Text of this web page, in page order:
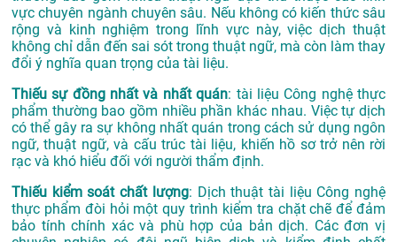
vực chuyên ngành chuyên sâu. Nếu không có kiến thức sâu
rộng và kinh nghiệm trong lĩnh vực này, việc dịch thuật
không chỉ dẫn đến sai sót trong thuật ngữ, mà còn làm thay
đổi ý nghĩa quan trọng của tài liệu.
Thiếu sự đồng nhất và nhất quán: tài liệu Công nghệ thực
phẩm thường bao gồm nhiều phần khác nhau. Việc tự dịch
có thể gây ra sự không nhất quán trong cách sử dụng ngôn
ngữ, thuật ngữ, và cấu trúc tài liệu, khiến hồ sơ trở nên rời
rạc và khó hiểu đối với người thẩm định.
Thiếu kiểm soát chất lượng: Dịch thuật tài liệu Công nghệ
thực phẩm đòi hỏi một quy trình kiểm tra chặt chẽ để đảm
bảo tính chính xác và phù hợp của bản dịch. Các đơn vị